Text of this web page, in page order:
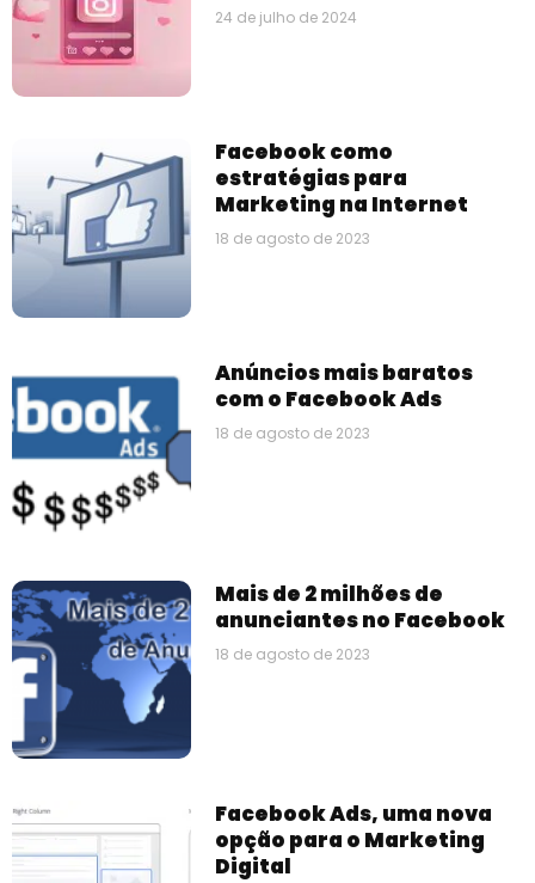
24 de julho de 2024
Facebook como
estratégias para
Marketing na Internet
18 de agosto de 2023
Anúncios mais baratos
com o Facebook Ads
18 de agosto de 2023
Mais de 2 milhões de
anunciantes no Facebook
18 de agosto de 2023
Facebook Ads, uma nova
opção para o Marketing
Digital